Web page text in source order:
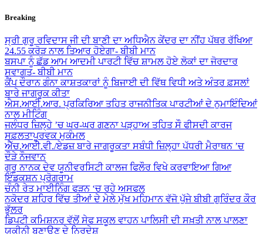
Skip
content
Breaking
ਸ੍ਰੀ ਗੁਰੂ ਰਵਿਦਾਸ ਜੀ ਦੀ ਬਾਣੀ ਦਾ ਅਧਿਐਨ ਕੇਂਦਰ ਦਾ ਨੀਂਹ ਪੱਥਰ ਰੱਖਿਆ
24.55 ਕਰੋੜ ਨਾਲ ਤਿਆਰ ਹੋਏਗਾ- ਬੀਬੀ ਮਾਨ
ਬਸਪਾ ਨੂੰ ਛੱਡ ਆਮ ਆਦਮੀ ਪਾਰਟੀ ਵਿੱਚ ਸ਼ਾਮਲ ਹੋਏ ਲੋਕਾਂ ਦਾ ਜੋਰਦਾਰ
ਸਵਾਗਤ- ਬੀਬੀ ਮਾਨ
ਕੈਂਪ ਦੌਰਾਨ ਗੰਨਾ ਕਾਸ਼ਤਕਾਰਾਂ ਨੂੰ ਬਿਜਾਈ ਦੀ ਵਿੱਥ ਵਿਧੀ ਅਤੇ ਅੰਤਰ ਫ਼ਸਲਾਂ
ਬਾਰੇ ਜਾਗਰੂਕ ਕੀਤਾ
ਐਸ.ਆਈ.ਆਰ. ਪ੍ਰਕਿਰਿਆ ਤਹਿਤ ਰਾਜਨੀਤਿਕ ਪਾਰਟੀਆਂ ਦੇ ਨੁਮਾਇੰਦਿਆਂ
ਨਾਲ ਮੀਟਿੰਗ
ਜਲੰਧਰ ਜ਼ਿਲ੍ਹੇ ’ਚ ਘਰ-ਘਰ ਗਣਨਾ ਪੜ੍ਹਾਅ ਤਹਿਤ ਸੌ ਫੀਸਦੀ ਕਾਰਜ
ਸਫ਼ਲਤਾਪੂਰਵਕ ਮੁਕੰਮਲ
ਐੱਚ.ਆਈ.ਵੀ./ਏਡਜ਼ ਬਾਰੇ ਜਾਗਰੂਕਤਾ ਸਬੰਧੀ ਜ਼ਿਲ੍ਹਾ ਪੱਧਰੀ ਮੈਰਾਥਨ ’ਚ
ਦੌੜੇ ਨੌਜਵਾਨ
ਗੁਰੂ ਨਾਨਕ ਦੇਵ ਯੂਨੀਵਰਸਿਟੀ ਕਾਲਜ ਫਿਲੌਰ ਵਿਖੇ ਕਰਵਾਇਆ ਗਿਆ
ਇੰਡਕਸ਼ਨ ਪ੍ਰੋਗਰਾਮ
ਚੰਨੀ ਰੇਤ ਮਾਈਨਿੰਗ ਫੜਨ ‘ਚ ਰਹੇ ਅਸਫਲ
ਨਕੋਦਰ ਸ਼ਹਿਰ ਵਿੱਚ ਤੀਆਂ ਦੇ ਮੇਲੇ ਮੁੱਖ ਮਹਿਮਾਨ ਵੱਜੋ ਪੁੱਜੇ ਬੀਬੀ ਗੁਰਿੰਦਰ ਕੌਰ
ਭੁੱਲਰ
ਡਿਪਟੀ ਕਮਿਸ਼ਨਰ ਵੱਲੋਂ ਸੇਫ ਸਕੂਲ ਵਾਹਨ ਪਾਲਿਸੀ ਦੀ ਸਖ਼ਤੀ ਨਾਲ ਪਾਲਣਾ
ਯਕੀਨੀ ਬਣਾਉਣ ਦੇ ਨਿਰਦੇਸ਼